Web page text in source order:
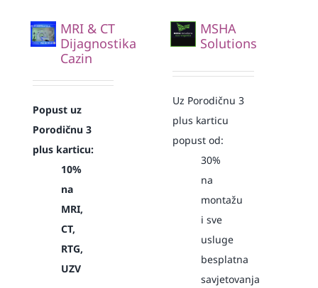
MRI & CT
Dijagnostika
Cazin
Popust uz
Porodičnu 3
plus karticu:
10%
na
MRI,
CT,
RTG,
UZV
MSHA
Solutions
Uz Porodičnu 3
plus karticu
popust od:
30%
na
montažu
i sve
usluge
besplatna
savjetovanja